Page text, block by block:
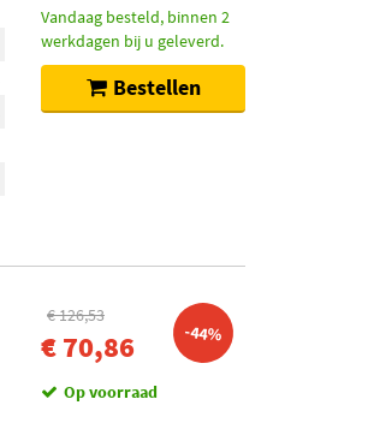
Vandaag besteld, binnen 2
werkdagen bij u geleverd.
Bestellen
€ 126,53
€ 70,86 -44%
Op voorraad